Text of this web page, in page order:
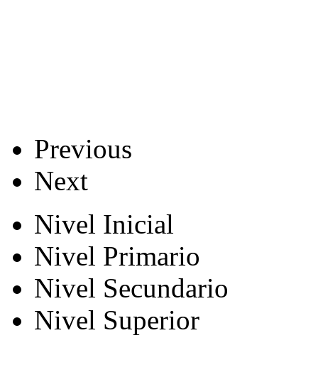
Previous
Next
Nivel Inicial
Nivel Primario
Nivel Secundario
Nivel Superior